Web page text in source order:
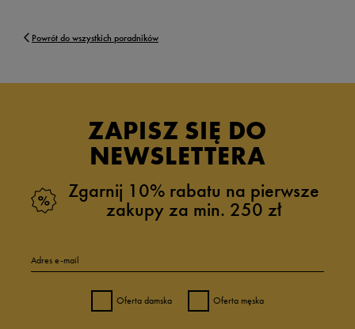
Powrót do wszystkich poradników
ZAPISZ SIĘ DO
NEWSLETTERA
Zgarnij 10% rabatu na pierwsze
zakupy za min. 250 zł
Adres e-mail
Oferta damska Oferta męska